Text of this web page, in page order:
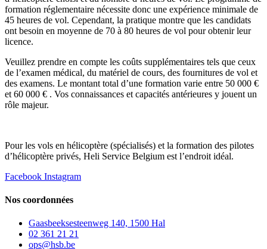
formation réglementaire nécessite donc une expérience minimale de
45 heures de vol. Cependant, la pratique montre que les candidats
ont besoin en moyenne de 70 à 80 heures de vol pour obtenir leur
licence.
Veuillez prendre en compte les coûts supplémentaires tels que ceux
de l’examen médical, du matériel de cours, des fournitures de vol et
des examens. Le montant total d’une formation varie entre 50 000 €
et 60 000 € . Vos connaissances et capacités antérieures y jouent un
rôle majeur.
Pour les vols en hélicoptère (spécialisés) et la formation des pilotes
d’hélicoptère privés, Heli Service Belgium est l’endroit idéal.
Facebook Instagram
Nos coordonnées
Gaasbeeksesteenweg 140, 1500 Hal
02 361 21 21
ops@hsb.be